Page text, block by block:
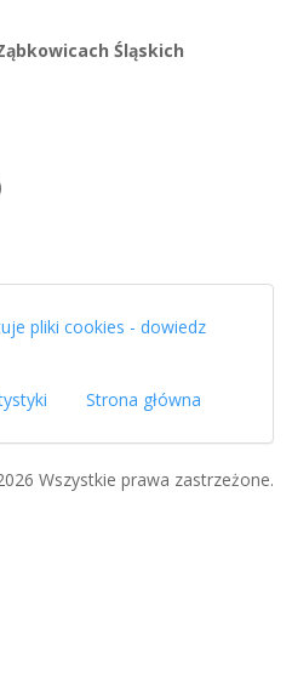
Śląskich
pliki cookies - dowiedz
Strona główna
Wszystkie prawa zastrzeżone.